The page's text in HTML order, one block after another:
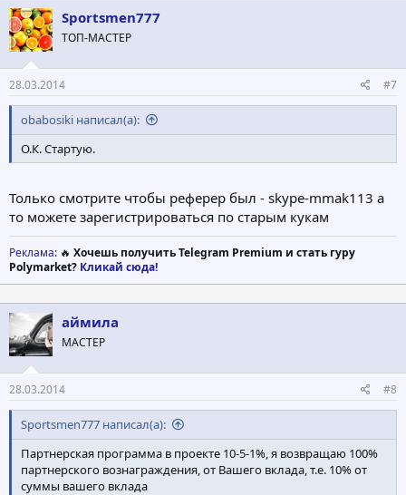
Sportsmen777
ТОП-МАСТЕР
28.03.2014 #7
obabosiki написал(а):
О.К. Стартую.
Только смотрите чтобы реферер был - skype-mmak113 а
то можете зарегистрироваться по старым кукам
Реклама: 🔥 Хочешь получить Telegram Premium и стать гуру
Polymarket? Кликай сюда!
аймила
МАСТЕР
28.03.2014 #8
Sportsmen777 написал(а):
Партнерская программа в проекте 10-5-1%, я возвращаю 100%
партнерского вознаграждения, от Вашего вклада, т.е. 10% от
суммы вашего вклада